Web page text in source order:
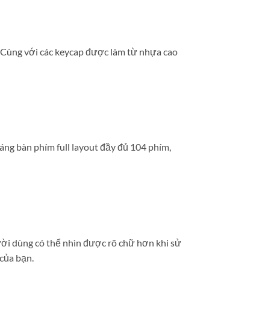
với các keycap được làm từ nhựa cao
bàn phím full layout đầy đủ 104 phím,
dùng có thể nhìn được rõ chữ hơn khi sử
bạn.